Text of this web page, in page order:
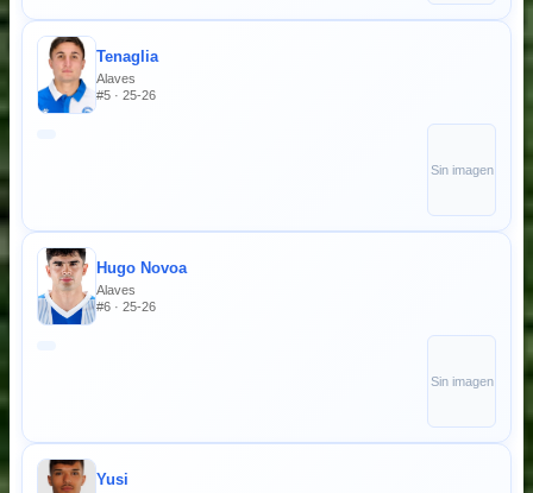
Tenaglia
Alaves
#5 · 25-26
Sin imagen
Hugo Novoa
Alaves
#6 · 25-26
Sin imagen
Yusi